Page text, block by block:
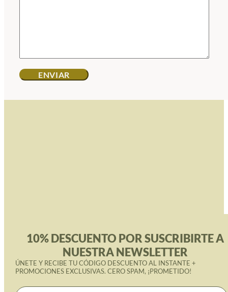
10% DESCUENTO POR SUSCRIBIRTE A
NUESTRA NEWSLETTER
ÚNETE Y RECIBE TU CÓDIGO DESCUENTO AL INSTANTE +
PROMOCIONES EXCLUSIVAS. CERO SPAM, ¡PROMETIDO!